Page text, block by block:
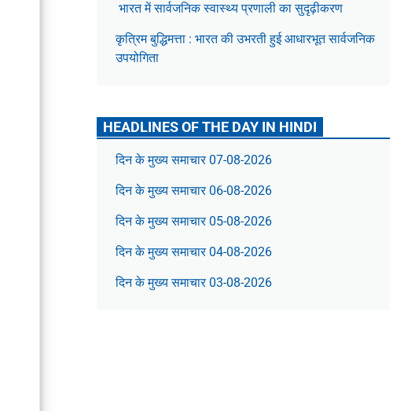
भारत में सार्वजनिक स्वास्थ्य प्रणाली का सुदृढ़ीकरण
कृत्रिम बुद्धिमत्ता : भारत की उभरती हुई आधारभूत सार्वजनिक
उपयोगिता
HEADLINES OF THE DAY IN HINDI
दिन के मुख्य समाचार 07-08-2026
दिन के मुख्य समाचार 06-08-2026
दिन के मुख्य समाचार 05-08-2026
दिन के मुख्य समाचार 04-08-2026
दिन के मुख्य समाचार 03-08-2026